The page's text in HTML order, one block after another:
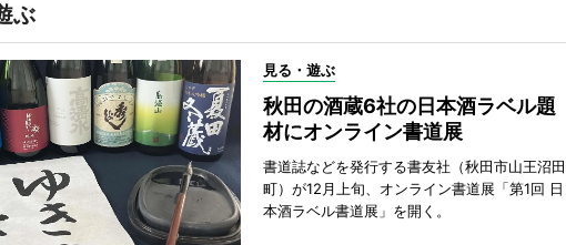
ぶ
見る・遊ぶ
秋田の酒蔵6社の日本酒ラベル題
材にオンライン書道展
書道誌などを発行する書友社（秋田市山王沼田
町）が12月上旬、オンライン書道展「第1回 日
本酒ラベル書道展」を開く。